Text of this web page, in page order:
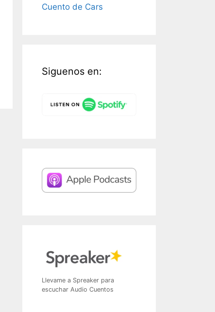
Cuento de Cars
Siguenos en:
Llevame a Spreaker para
escuchar Audio Cuentos